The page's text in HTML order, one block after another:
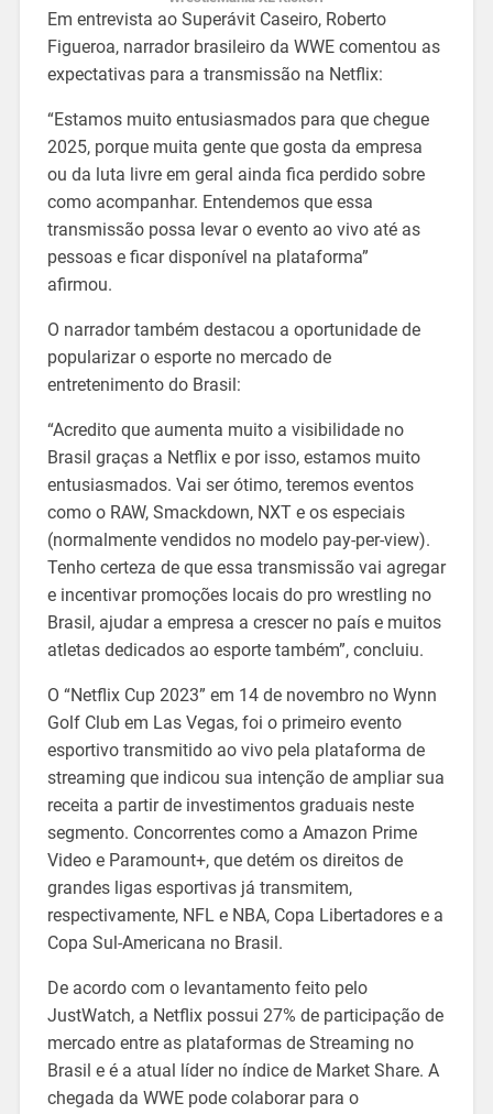
Em entrevista ao Superávit Caseiro, Roberto
Figueroa, narrador brasileiro da WWE comentou as
expectativas para a transmissão na Netflix:
“Estamos muito entusiasmados para que chegue
2025, porque muita gente que gosta da empresa
ou da luta livre em geral ainda fica perdido sobre
como acompanhar. Entendemos que essa
transmissão possa levar o evento ao vivo até as
pessoas e ficar disponível na plataforma”
afirmou.
O narrador também destacou a oportunidade de
popularizar o esporte no mercado de
entretenimento do Brasil:
“Acredito que aumenta muito a visibilidade no
Brasil graças a Netflix e por isso, estamos muito
entusiasmados. Vai ser ótimo, teremos eventos
como o RAW, Smackdown, NXT e os especiais
(normalmente vendidos no modelo pay-per-view).
Tenho certeza de que essa transmissão vai agregar
e incentivar promoções locais do pro wrestling no
Brasil, ajudar a empresa a crescer no país e muitos
atletas dedicados ao esporte também”, concluiu.
O “Netflix Cup 2023” em 14 de novembro no Wynn
Golf Club em Las Vegas, foi o primeiro evento
esportivo transmitido ao vivo pela plataforma de
streaming que indicou sua intenção de ampliar sua
receita a partir de investimentos graduais neste
segmento. Concorrentes como a Amazon Prime
Video e Paramount+, que detém os direitos de
grandes ligas esportivas já transmitem,
respectivamente, NFL e NBA, Copa Libertadores e a
Copa Sul-Americana no Brasil.
De acordo com o levantamento feito pelo
JustWatch, a Netflix possui 27% de participação de
mercado entre as plataformas de Streaming no
Brasil e é a atual líder no índice de Market Share. A
chegada da WWE pode colaborar para o